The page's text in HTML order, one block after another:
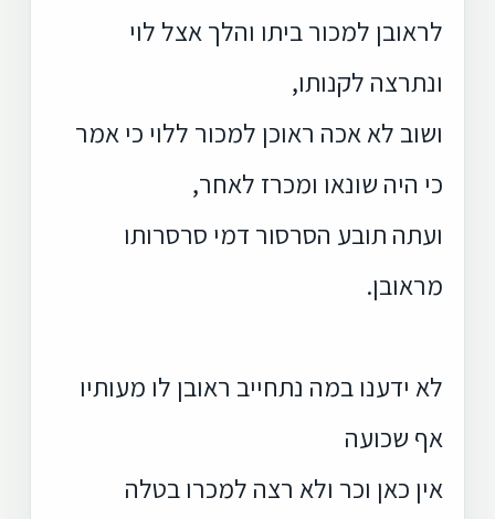
לראובן למכור ביתו והלך אצל לוי
ונתרצה לקנותו,
ושוב לא אכה ראוכן למכור ללוי כי אמר
כי היה שונאו ומכרז לאחר,
ועתה תובע הסרסור דמי סרסרותו
מראובן.
לא ידענו במה נתחייב ראובן לו מעותיו
אף שכועה
אין כאן וכר ולא רצה למכרו בטלה